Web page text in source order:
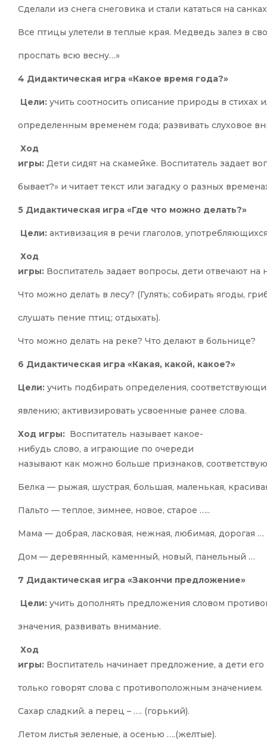
Сделали из снега снеговика и стали кататься на
Все птицы улетели в теплые края. Медведь залез в
проспать всю весну…»
4 Дидактическая игра «Какое время года?»
Цели: учить соотносить описание природы в стихах
определенным временем года; развивать слуховое
Ход
игры: Дети сидят на скамейке. Воспитатель задает
бывает?» и читает текст или загадку о разных
5 Дидактическая игра «Где что можно делать?»
Цели: активизация в речи глаголов,
Ход
игры: Воспитатель задает вопросы, дети отвечают на
Что можно делать в лесу? (Гулять; собирать ягоды,
слушать пение птиц; отдыхать).
Что можно делать на реке? Что делают в больнице?
6 Дидактическая игра «Какая, какой, какое?»
Цели: учить подбирать определения,
явлению; активизировать усвоенные ранее слова.
Ход игры: Воспитатель называет какое-
нибудь слово, а играющие по очереди
называют как можно больше признаков,
Белка — рыжая, шустрая, большая, маленькая,
Пальто — теплое, зимнее, новое, старое …..
Мама — добрая, ласковая, нежная, любимая, дорогая …
Дом — деревянный, каменный, новый, панельный …
7 Дидактическая игра «Закончи предложение»
Цели: учить дополнять предложения словом
значения, развивать внимание.
Ход
игры: Воспитатель начинает предложение, а дети
только говорят слова с противоположным значением.
Сахар сладкий. а перец – …. (горький).
Летом листья зеленые, а осенью ….(желтые).